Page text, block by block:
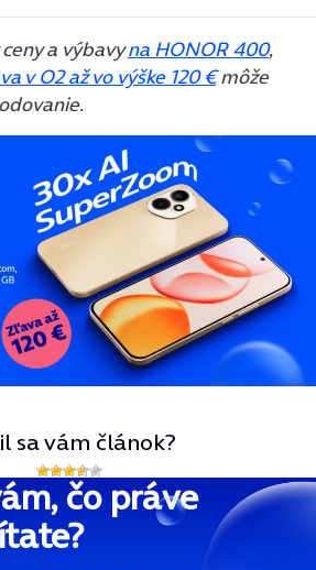
a výbavyna HONOR 400,
v O2 až vo výške 120 €môže
sa vám článok?
čo práve